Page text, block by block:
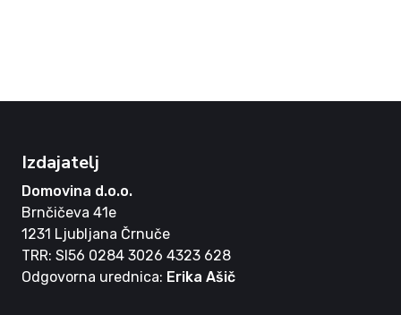
Izdajatelj
Domovina d.o.o.
Brnčičeva 41e
1231 Ljubljana Črnuče
TRR: SI56 0284 3026 4323 628
Odgovorna urednica: Erika Ašič